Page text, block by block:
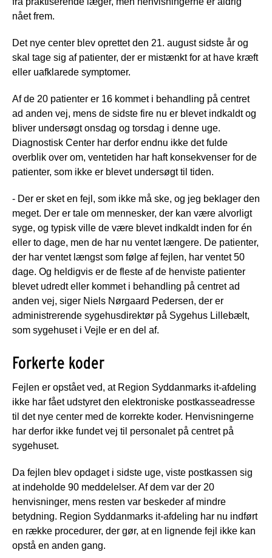
nået frem.
Det nye center blev oprettet den 21. august sidste år og
skal tage sig af patienter, der er mistænkt for at have kræft
eller uafklarede symptomer.
Af de 20 patienter er 16 kommet i behandling på centret
ad anden vej, mens de sidste fire nu er blevet indkaldt og
bliver undersøgt onsdag og torsdag i denne uge.
Diagnostisk Center har derfor endnu ikke det fulde
overblik over om, ventetiden har haft konsekvenser for de
patienter, som ikke er blevet undersøgt til tiden.
- Der er sket en fejl, som ikke må ske, og jeg beklager den
meget. Der er tale om mennesker, der kan være alvorligt
syge, og typisk ville de være blevet indkaldt inden for én
eller to dage, men de har nu ventet længere. De patienter,
der har ventet længst som følge af fejlen, har ventet 50
dage. Og heldigvis er de fleste af de henviste patienter
blevet udredt eller kommet i behandling på centret ad
anden vej, siger Niels Nørgaard Pedersen, der er
administrerende sygehusdirektør på Sygehus Lillebælt,
som sygehuset i Vejle er en del af.
Forkerte koder
Fejlen er opstået ved, at Region Syddanmarks it-afdeling
ikke har fået udstyret den elektroniske postkasseadresse
til det nye center med de korrekte koder. Henvisningerne
har derfor ikke fundet vej til personalet på centret på
sygehuset.
Da fejlen blev opdaget i sidste uge, viste postkassen sig
at indeholde 90 meddelelser. Af dem var der 20
henvisninger, mens resten var beskeder af mindre
betydning. Region Syddanmarks it-afdeling har nu indført
en række procedurer, der gør, at en lignende fejl ikke kan
opstå en anden gang.